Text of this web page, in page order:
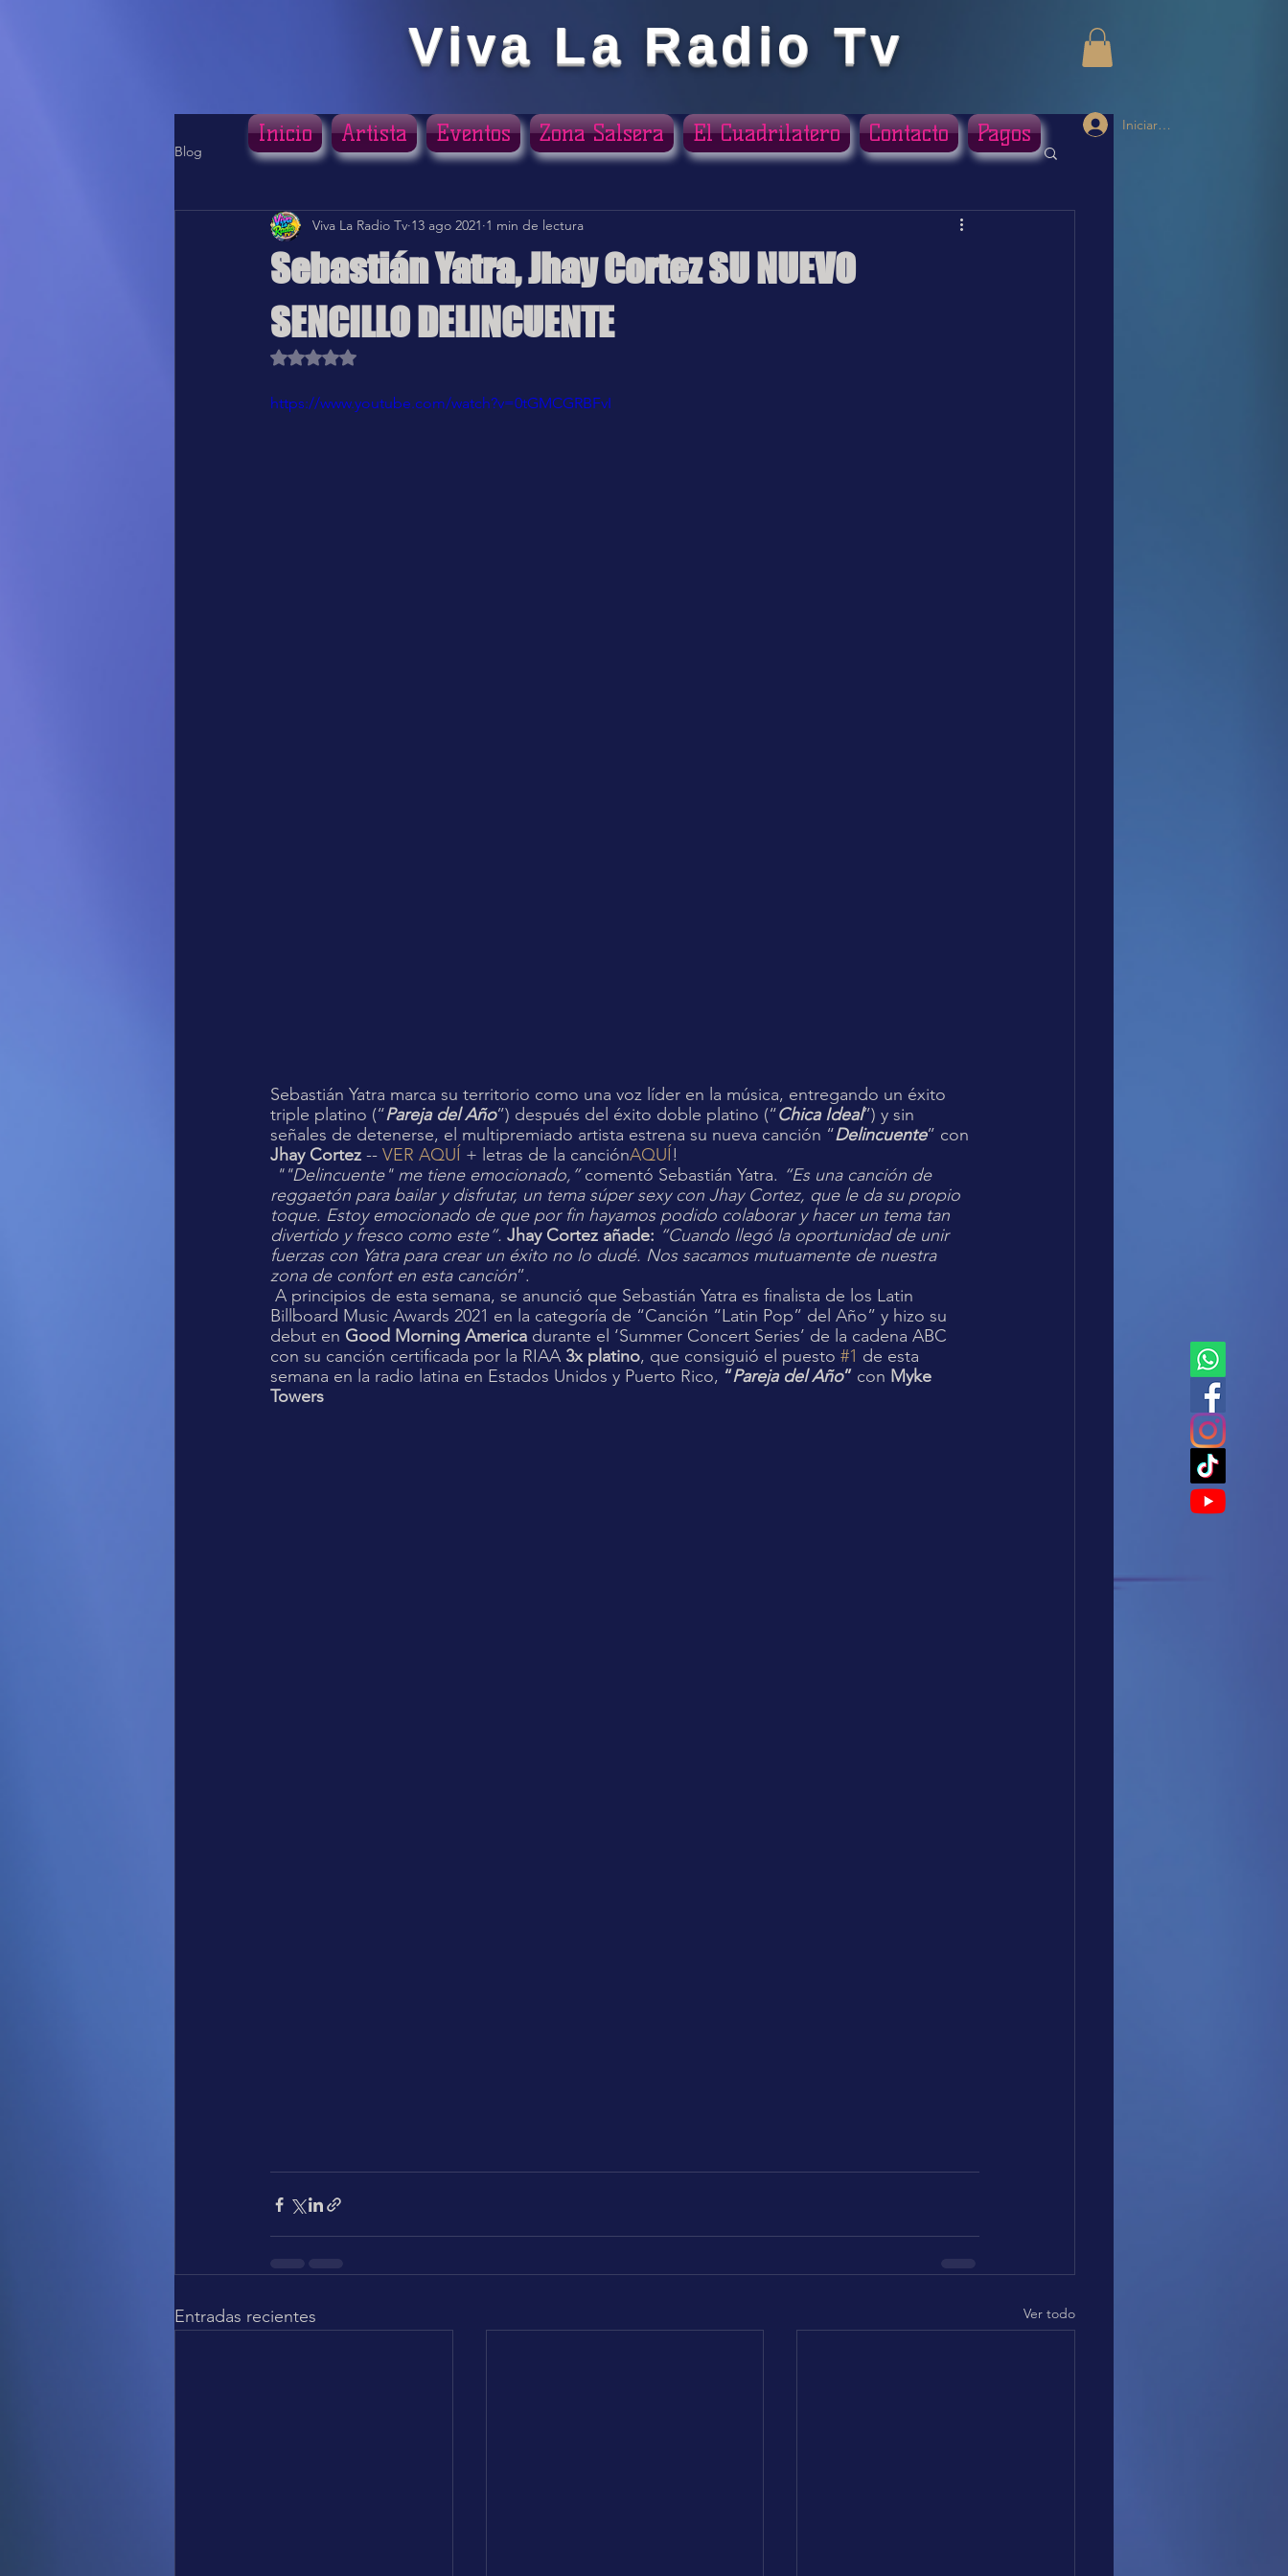
Viva La Radio Tv
Iniciar sesión
Blog
Sebastián Yatra, Jhay Cortez SU NUEVO
SENCILLO DELINCUENTE
Viva La Radio Tv 13 ago 2021 1 min de lectura
Obtuvo NaN de 5 estrellas.
https://www.youtube.com/watch?v=0tGMCGRBFvI
Sebastián Yatra marca su territorio como una voz líder en la música, entregando un éxito
triple platino (“Pareja del Año”) después del éxito doble platino (“Chica Ideal”) y sin
señales de detenerse, el multipremiado artista estrena su nueva canción “Delincuente” con
Jhay Cortez -- VER AQUÍ + letras de la canciónAQUÍ!
""Delincuente" me tiene emocionado,” comentó Sebastián Yatra. “Es una canción de
reggaetón para bailar y disfrutar, un tema súper sexy con Jhay Cortez, que le da su propio
toque. Estoy emocionado de que por fin hayamos podido colaborar y hacer un tema tan
divertido y fresco como este”. Jhay Cortez añade: “Cuando llegó la oportunidad de unir
fuerzas con Yatra para crear un éxito no lo dudé. Nos sacamos mutuamente de nuestra
zona de confort en esta canción”.
Billboard Music Awards 2021 en la categoría de “Canción “Latin Pop” del Año” y hizo su
debut en Good Morning America durante el ‘Summer Concert Series’ de la cadena ABC
con su canción certificada por la RIAA 3x platino, que consiguió el puesto #1 de esta
semana en la radio latina en Estados Unidos y Puerto Rico, “Pareja del Año” con Myke
Towers
Entradas recientes Ver todo
Inicio Artista Eventos Zona Salsera El Cuadrilatero Contacto Pagos